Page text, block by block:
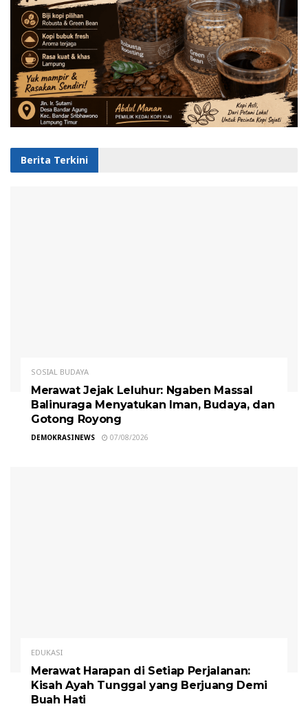
Berita Terkini
SOSIAL BUDAYA
Merawat Jejak Leluhur: Ngaben Massal
Balinuraga Menyatukan Iman, Budaya, dan
Gotong Royong
DEMOKRASINEWS 07/08/2026
EDUKASI
Merawat Harapan di Setiap Perjalanan:
Kisah Ayah Tunggal yang Berjuang Demi
Buah Hati